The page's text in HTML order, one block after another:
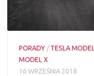
PORADY /TESLA
MODEL X
16 WRZEŚNIA 2018